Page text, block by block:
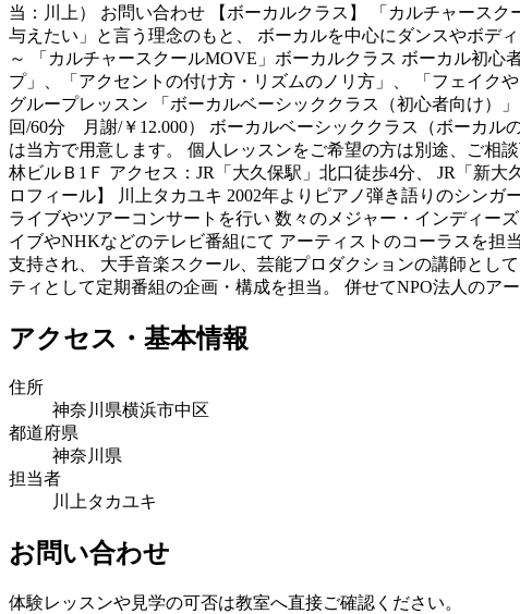
当：川上） お問い合わせ 【ボーカルクラス】 「カルチャース
与えたい」と言う理念のもと、 ボーカルを中心にダンスやボデ
～ 「カルチャースクールMOVE」ボーカルクラス ボーカル初
プ」、「アクセントの付け方・リズムのノリ方」、 「フェイク
グループレッスン 「ボーカルベーシッククラス（初心者向け
回/60分 月謝/￥12.000） ボーカルベーシッククラス（ボーカル
は当方で用意します。 個人レッスンをご希望の方は別途、ご相
林ビルＢ1Ｆ アクセス：JR「大久保駅」北口徒歩4分、 JR「新
ロフィール】 川上タカユキ 2002年よりピアノ弾き語りのシン
ライブやツアーコンサートを行い 数々のメジャー・インディー
イブやNHKなどのテレビ番組にて アーティストのコーラスを担
支持され、 大手音楽スクール、芸能プロダクションの講師とし
ティとして定期番組の企画・構成を担当。 併せてNPO法人のア
アクセス・基本情報
住所
神奈川県横浜市中区
都道府県
神奈川県
担当者
川上タカユキ
お問い合わせ
体験レッスンや見学の可否は教室へ直接ご確認ください。